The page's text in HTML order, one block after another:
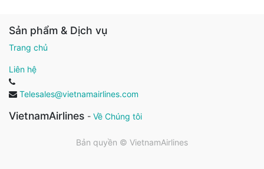
Sản phẩm & Dịch vụ
Trang chủ
Liên hệ
Telesales@vietnamairlines.com
VietnamAirlines - Về Chúng tôi
Bản quyền © VietnamAirlines